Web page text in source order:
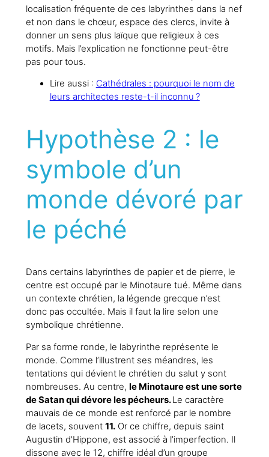
localisation fréquente de ces labyrinthes dans la nef
et non dans le chœur, espace des clercs, invite à
donner un sens plus laïque que religieux à ces
motifs. Mais l’explication ne fonctionne peut-être
pas pour tous.
Lire aussi : Cathédrales : pourquoi le nom de
leurs architectes reste-t-il inconnu ?
Hypothèse 2 : le
symbole d’un
monde dévoré par
le péché
Dans certains labyrinthes de papier et de pierre, le
centre est occupé par le Minotaure tué. Même dans
un contexte chrétien, la légende grecque n’est
donc pas occultée. Mais il faut la lire selon une
symbolique chrétienne.
Par sa forme ronde, le labyrinthe représente le
monde. Comme l’illustrent ses méandres, les
tentations qui dévient le chrétien du salut y sont
nombreuses. Au centre, le Minotaure est une sorte
de Satan qui dévore les pécheurs.Le caractère
mauvais de ce monde est renforcé par le nombre
de lacets, souvent 11.Or ce chiffre, depuis saint
Augustin d’Hippone, est associé à l’imperfection. Il
dissone avec le 12, chiffre idéal d’un groupe